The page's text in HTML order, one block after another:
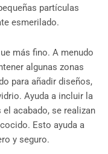
partículas
esmerilado.
más fino. A menudo
algunas zonas
para añadir diseños,
Ayuda a incluir la
acabado, se realizan
Esto ayuda a
y seguro.